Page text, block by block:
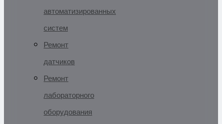
автоматизированных
систем
Ремонт
датчиков
Ремонт
лабораторного
оборудования